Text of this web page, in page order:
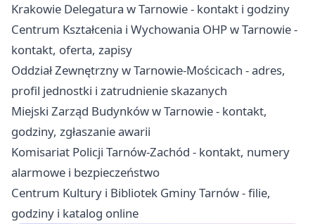
Krakowie Delegatura w Tarnowie - kontakt i godziny
Centrum Kształcenia i Wychowania OHP w Tarnowie -
kontakt, oferta, zapisy
Oddział Zewnętrzny w Tarnowie-Mościcach - adres,
profil jednostki i zatrudnienie skazanych
Miejski Zarząd Budynków w Tarnowie - kontakt,
godziny, zgłaszanie awarii
Komisariat Policji Tarnów-Zachód - kontakt, numery
alarmowe i bezpieczeństwo
Centrum Kultury i Bibliotek Gminy Tarnów - filie,
godziny i katalog online